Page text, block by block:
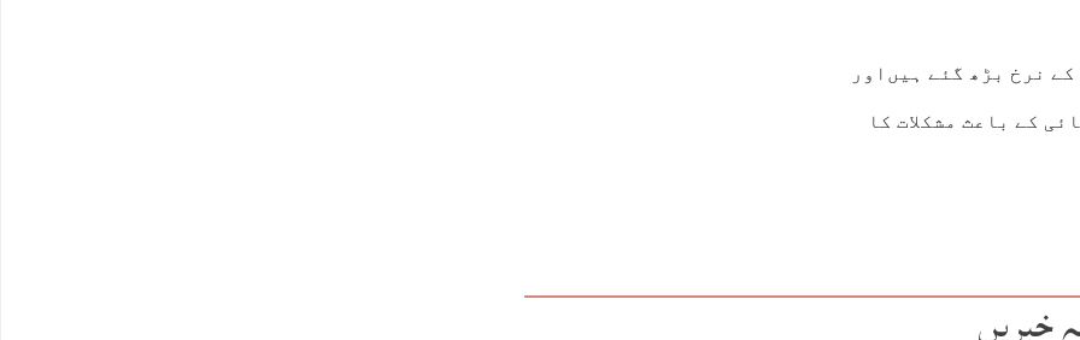
نرخ بڑھ گئے ہیں‌اور
کے باعث مشکلات کا
خبریں